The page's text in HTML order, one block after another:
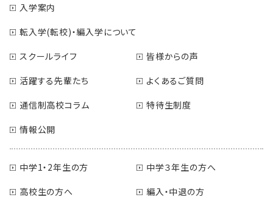
入学案内
転入学(転校)・編入学について
スクールライフ
皆様からの声
活躍する先輩たち
よくあるご質問
通信制高校コラム
特待生制度
情報公開
中学1・2年生の方
中学３年生の方へ
高校生の方へ
編入・中退の方